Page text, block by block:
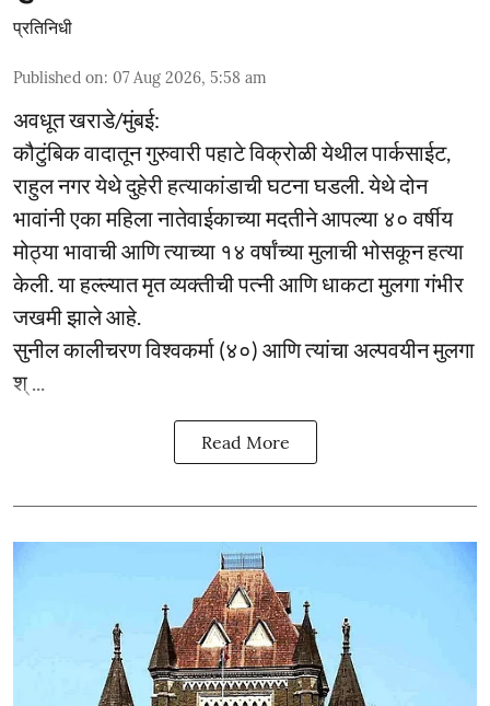
प्रतिनिधी
Published on: 07 Aug 2026, 5:58 am
अवधूत खराडे/मुंबई:
कौटुंबिक वादातून गुरुवारी पहाटे विक्रोळी येथील पार्कसाईट,
राहुल नगर येथे दुहेरी हत्याकांडाची घटना घडली. येथे दोन
भावांनी एका महिला नातेवाईकाच्या मदतीने आपल्या ४० वर्षीय
मोठ्या भावाची आणि त्याच्या १४ वर्षांच्या मुलाची भोसकून हत्या
केली. या हल्ल्यात मृत व्यक्तीची पत्नी आणि धाकटा मुलगा गंभीर
जखमी झाले आहे.
सुनील कालीचरण विश्वकर्मा (४०) आणि त्यांचा अल्पवयीन मुलगा
श् ...
Read More